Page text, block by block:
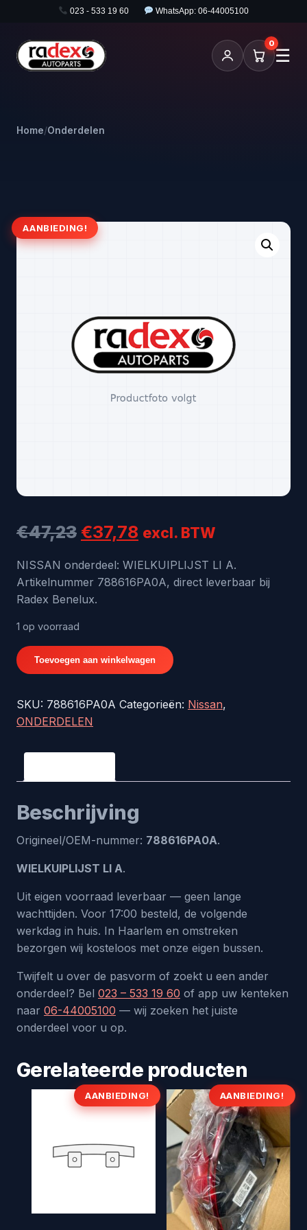
023 - 533 19 60 WhatsApp: 06-44005100
0
☰
Home/Onderdelen
AANBIEDING!
€47,23Oorspronkelijke
prijs
was:
€37,78 Huidige
prijs
is:
excl. BTW
NISSAN onderdeel: WIELKUIPLIJST LI A.
Artikelnummer 788616PA0A, direct leverbaar bij
Radex Benelux.
1 op voorraad
WIELKUIPLIJST
LI
-
origineel
788616PA0A
Toevoegen aan winkelwagen
SKU: 788616PA0A Categorieën: Nissan,
ONDERDELEN
Beschrijving
Origineel/OEM-nummer: 788616PA0A.
WIELKUIPLIJST LI A.
Uit eigen voorraad leverbaar — geen lange
wachttijden. Voor 17:00 besteld, de volgende
werkdag in huis. In Haarlem en omstreken
bezorgen wij kosteloos met onze eigen bussen.
Twijfelt u over de pasvorm of zoekt u een ander
onderdeel? Bel 023 – 533 19 60 of app uw kenteken
naar 06-44005100 — wij zoeken het juiste
onderdeel voor u op.
Gerelateerde producten
AANBIEDING! AANBIEDING!